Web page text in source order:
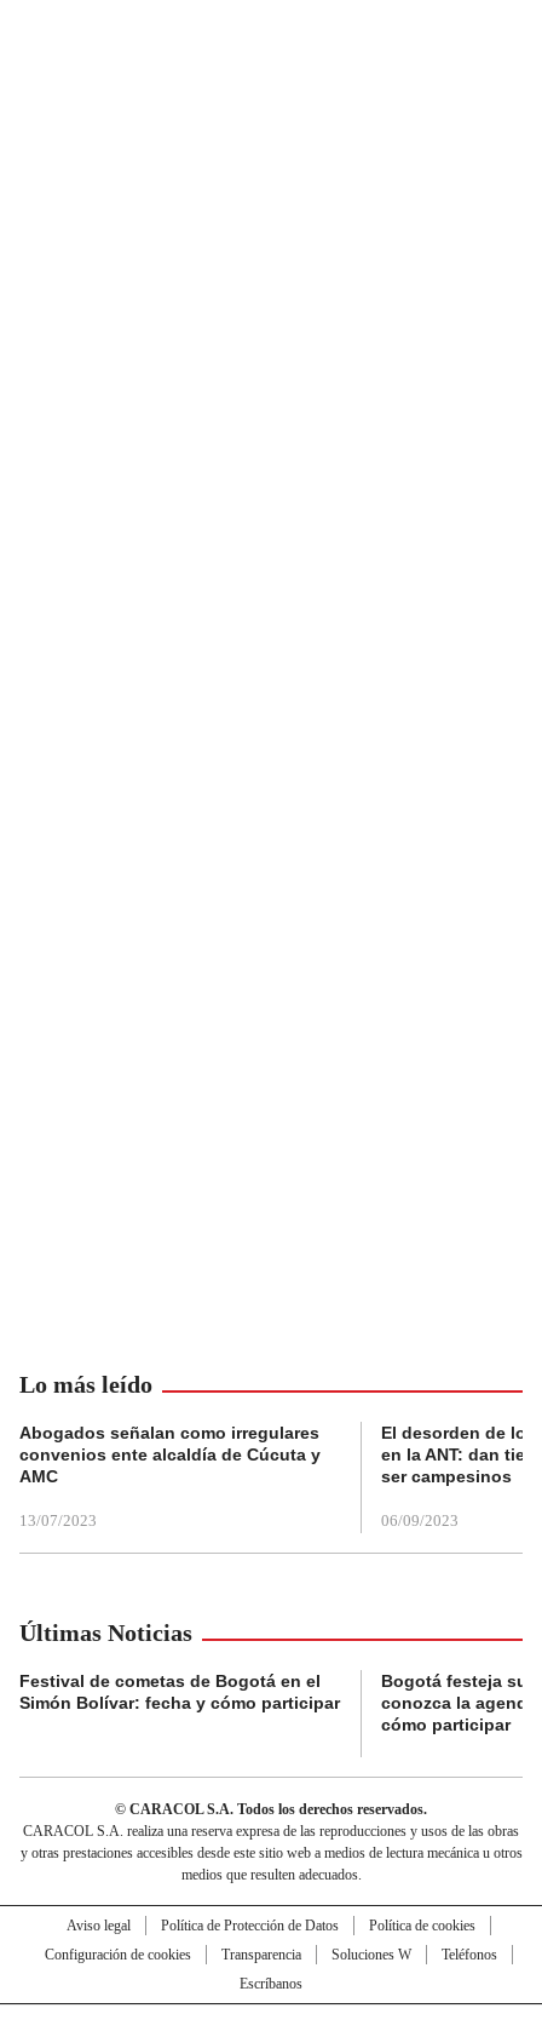
Lo más leído
Abogados señalan como irregulares
convenios ente alcaldía de Cúcuta y
AMC
13/07/2023
El desorden de
en la ANT: dan
ser campesinos
06/09/2023
Últimas Noticias
Festival de cometas de Bogotá en el
Simón Bolívar: fecha y cómo participar
Bogotá festeja su
conozca la
cómo participar
© CARACOL S.A. Todos los derechos reservados.
CARACOL S.A. realiza una reserva expresa de las reproducciones y usos de las obras
y otras prestaciones accesibles desde este sitio web a medios de lectura mecánica u otros
medios que resulten adecuados.
Aviso legal Política de Protección de Datos
Política de cookies
Configuración de cookies
Transparencia Soluciones W
Teléfonos
Escríbanos